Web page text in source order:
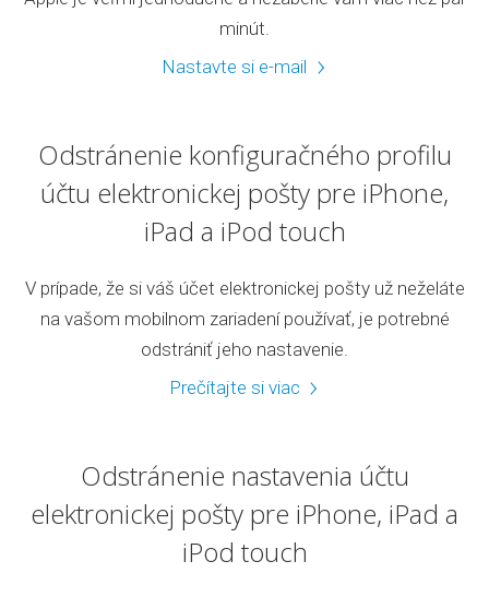
minút.
Nastavte si e-mail
Odstránenie konfiguračného profilu
účtu elektronickej pošty pre iPhone,
iPad a iPod touch
V prípade, že si váš účet elektronickej pošty už neželáte
na vašom mobilnom zariadení používať, je potrebné
odstrániť jeho nastavenie.
Prečítajte si viac
Odstránenie nastavenia účtu
elektronickej pošty pre iPhone, iPad a
iPod touch